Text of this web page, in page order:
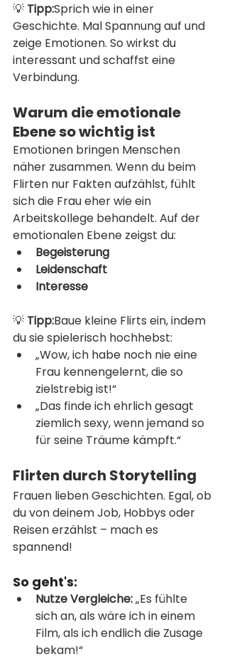
💡 Tipp:Sprich wie in einer
Geschichte. Mal Spannung auf und
zeige Emotionen. So wirkst du
interessant und schaffst eine
Verbindung.
Warum die emotionale
Ebene so wichtig ist
Emotionen bringen Menschen
näher zusammen. Wenn du beim
Flirten nur Fakten aufzählst, fühlt
sich die Frau eher wie ein
Arbeitskollege behandelt. Auf der
emotionalen Ebene zeigst du:
Begeisterung
Leidenschaft
Interesse
💡 Tipp:Baue kleine Flirts ein, indem
du sie spielerisch hochhebst:
„Wow, ich habe noch nie eine
Frau kennengelernt, die so
zielstrebig ist!“
„Das finde ich ehrlich gesagt
ziemlich sexy, wenn jemand so
für seine Träume kämpft.“
Flirten durch Storytelling
Frauen lieben Geschichten. Egal, ob
du von deinem Job, Hobbys oder
Reisen erzählst – mach es
spannend!
So geht's:
Nutze Vergleiche: „Es fühlte
sich an, als wäre ich in einem
Film, als ich endlich die Zusage
bekam!“